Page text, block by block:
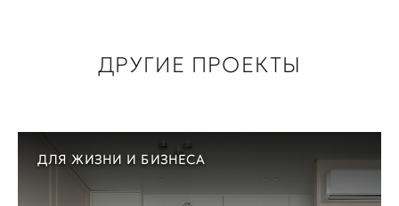
ДРУГИЕ ПРОЕКТЫ
ДЛЯ ЖИЗНИ И БИЗНЕСА